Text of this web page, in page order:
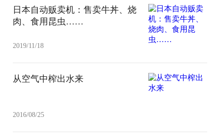
日本自动贩卖机：售卖牛丼、烧
肉、食用昆虫……
2019/11/18
从空气中榨出水来
2016/08/25